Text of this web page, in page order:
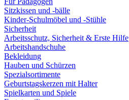
Sitzkissen und -bälle
Kinder-Schulmöbel und -Stühle
Sicherheit
Arbeitsschutz, Sicherheit & Erste Hilfe
Arbeitshandschuhe
Bekleidung
Hauben und Schürzen
Spezialsortimente
Geburtstagskerzen mit Halter
Spielkarten und Spiele